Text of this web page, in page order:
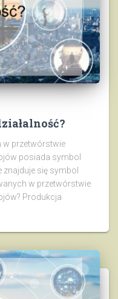
przetwórstwie
posiada symbol
znajduje się symbol
w przetwórstwie
Produkcja